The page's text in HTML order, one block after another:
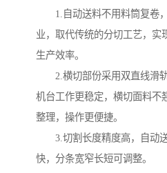
1.自动送料不用料筒复卷
业，取代传统的分切工艺，实
生产效率。
2.横切部份采用双直线滑
机台工作更稳定，横切面料不
整理，操作更便捷。
3.切割长度精度高，自动
快，分条宽窄长短可调整。